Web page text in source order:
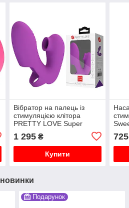
Вібратор на палець із
стимуляцією клітора
PRETTY LOVE Super
Finger ATHENA 7 режимів,
фіолетовий
1 295₴
Купити
725
новинки
Подарунок